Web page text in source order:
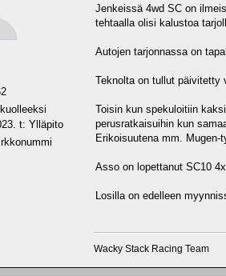
t: Ylläpito
Jenkeissä 4wd SC on
tehtaalla olisi kalustoa
Autojen tarjonnassa on
Teknolta on tullut päivitetty
Toisin kun spekuloitiin
perusratkaisuihin kun
Erikoisuutena mm. Mugen-
Asso on lopettanut SC10
Losilla on edelleen
Wacky Stack Racing Team